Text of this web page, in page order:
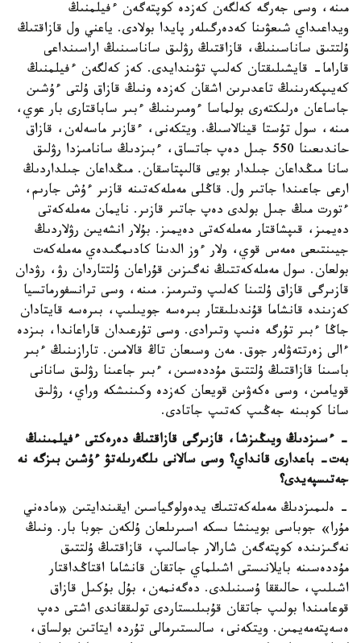
مىنە، وسى جەرگە كەلگەن كەزدە كوپتەگەن ءفيلمنىڭ
ويداعىداي شىعۋىنا كەدەرگىلەر پايدا بولادى. ياعني ول قازاقتىڭ
ۇلتتىق ساناسىنىڭ، قازاقتىڭ رۋلىق ساناسىنىڭ اراسىنداعى
قاراما- قايشىلىقتان كەلىپ تۋىندايدى. كەز كەلگەن ءفيلمنىڭ
كەيىپكەرىنىڭ تاعدىرىن اشقان كەزدە ونىڭ قازاق ۇلتى ءۇشىن
جاساعان ەرلىكتەرى بولماسا ءومىرىنىڭ ءبىر ساباقتارى بار عوي،
مىنە، سول تۇستا قينالاسىڭ. ويتكەنى، ءقازىر ماسەلەن، قازاق
حاندىعىنا 550 جىل دەپ جاتساق، ءبىزدىڭ سانامىزدا رۋلىق
سانا مىڭداعان جىلدار بويى قالىپتاسقان. مىڭداعان جىلداردىڭ
ارعى جاعىندا جاتىر ول. قاڭلى مەملەكەتىنە قازىر ءۇش جارىم،
ءتورت مىڭ جىل بولدى دەپ جاتىر قازىر. نايمان مەملەكەتى
دەيمىز، قىپشاقتار مەملەكەتى دەيمىز. بۇلار انشەيىن رۋلاردىڭ
جيىنتىعى ەمەس قوي، ولار ءوز الدىنا كادىمگىدەي مەملەكەت
بولعان. سول مەملەكەتتىڭ نەگىزىن قۇراعان ۇلتتاردان رۋ، رۋدان
قازىرگى قازاق ۇلتىنا كەلىپ وتىرمىز. مىنە، وسى ترانسفورماتسيا
كەزىندە قانشاما قۇندىلىقتار بىرەسە جويىلىپ، بىرەسە قايتادان
جاڭا ءبىر تۇرگە ەنىپ وتىرادى. وسى تۇرعىدان قاراعاندا، بىزدە
ءالى زەرتتەۋلەر جوق. مەن وسىعان تاڭ قالامىن. تارازىنىڭ ءبىر
باسىنا قازاقتىڭ ۇلتتىق مۇددەسىن، ءبىر جاعىنا رۋلىق سانانى
قويامىن، وسى ەكەۋىن قويعان كەزدە وكىنىشكە وراي، رۋلىق
سانا كوبىنە جەڭىپ كەتىپ جاتادى.
- ءسىزدىڭ ويىڭىزشا، قازىرگى قازاقتىڭ دەرەكتى ءفيلمىنىڭ
بەت- باعدارى قانداي؟ وسى سالانى ىلگەرىلەتۋ ءۇشىن بىزگە نە
جەتىسپەيدى؟
- ەلىمىزدىڭ مەملەكەتتىك يدەولوگياسىن ايقىندايتىن «مادەني
مۇرا» جوباسى بويىنشا ىسكە اسىرىلعان ۇلكەن جوبا بار. ونىڭ
نەگىزىندە كوپتەگەن شارالار جاسالىپ، قازاقتىڭ ۇلتتىق
مۇددەسىنە بايلانىستى اشىلماي جاتقان قانشاما اقتاڭداقتار
اشىلىپ، حالىققا ۇسىنىلدى. دەگەنمەن، بۇل بۇكىل قازاق
قوعامىندا بولىپ جاتقان قۇبىلىستاردى تولىققاندى اشتى دەپ
ەسەپتەمەيمىن. ويتكەنى، سالىستىرمالى تۇردە ايتاتىن بولساق،